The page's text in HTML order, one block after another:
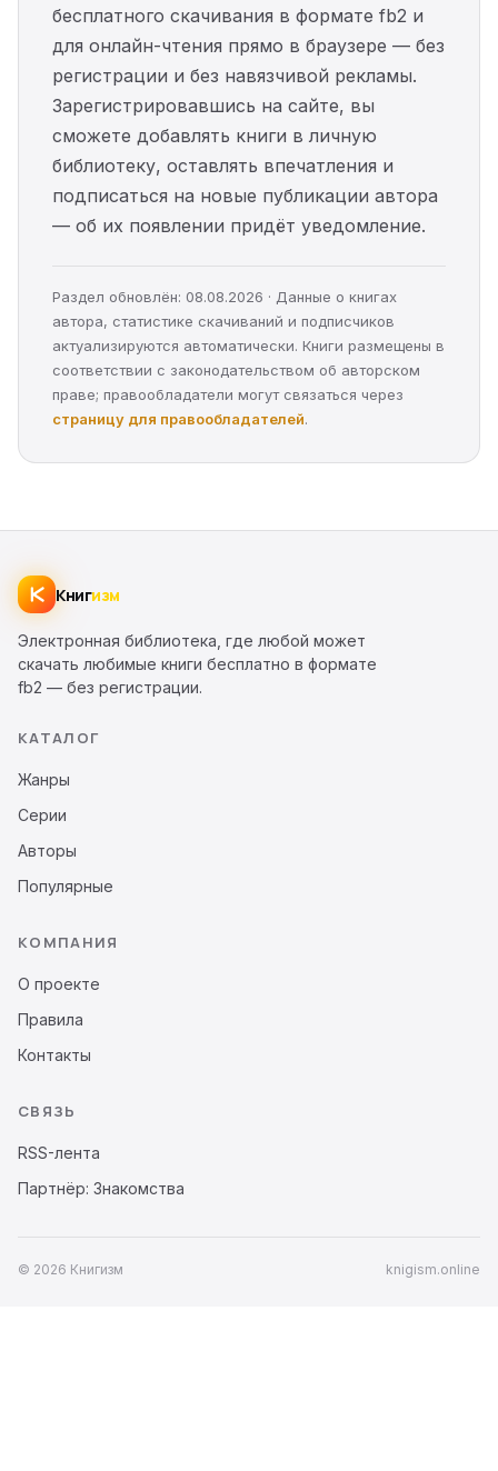
бесплатного скачивания в формате fb2 и
для онлайн-чтения прямо в браузере — без
регистрации и без навязчивой рекламы.
Зарегистрировавшись на сайте, вы
сможете добавлять книги в личную
библиотеку, оставлять впечатления и
подписаться на новые публикации автора
— об их появлении придёт уведомление.
Раздел обновлён: 08.08.2026 · Данные о книгах
автора, статистике скачиваний и подписчиков
актуализируются автоматически. Книги размещены в
соответствии с законодательством об авторском
праве; правообладатели могут связаться через
страницу для правообладателей.
Книгизм
Электронная библиотека, где любой может
скачать любимые книги бесплатно в формате
fb2 — без регистрации.
КАТАЛОГ
Жанры
Серии
Авторы
Популярные
КОМПАНИЯ
О проекте
Правила
Контакты
СВЯЗЬ
RSS-лента
Партнёр: Знакомства
© 2026 Книгизм knigism.online